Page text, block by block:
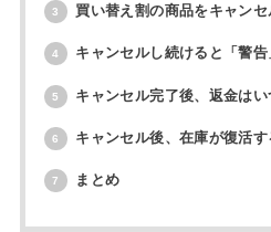
3 買い替え割の商品をキャン
4 キャンセルし続けると「警
5 キャンセル完了後、返金はい
6 キャンセル後、在庫が復活す
7 まとめ